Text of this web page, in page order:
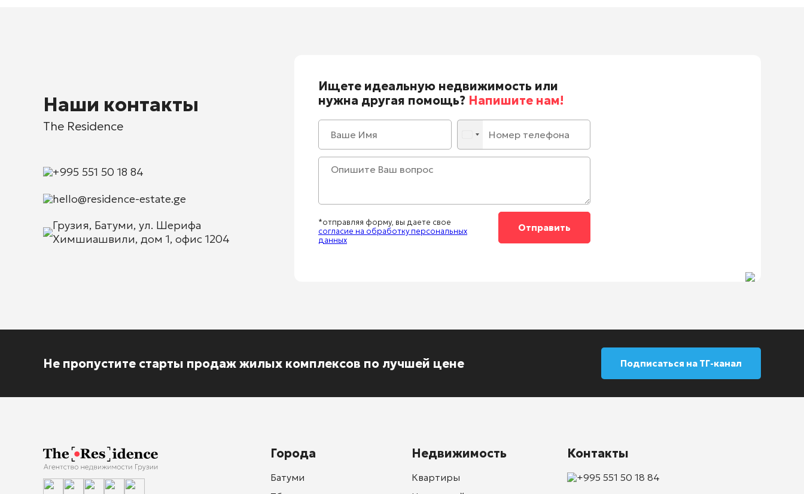
Наши контакты
The Residence
+995 551 50 18 84
hello@residence-estate.ge
Грузия, Батуми, ул. Шерифа
Химшиашвили, дом 1, офис 1204
Ищете идеальную недвижимость или
нужна другая помощь? Напишите нам!
*отправляя форму, вы даете свое
согласие на обработку персональных
данных
Не пропустите старты продаж жилых комплексов по лучшей цене Подписаться на ТГ-канал
Города
Батуми
Недвижимость
Квартиры
Контакты
+995 551 50 18 84